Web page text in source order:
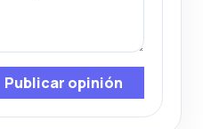
Publicar opinión